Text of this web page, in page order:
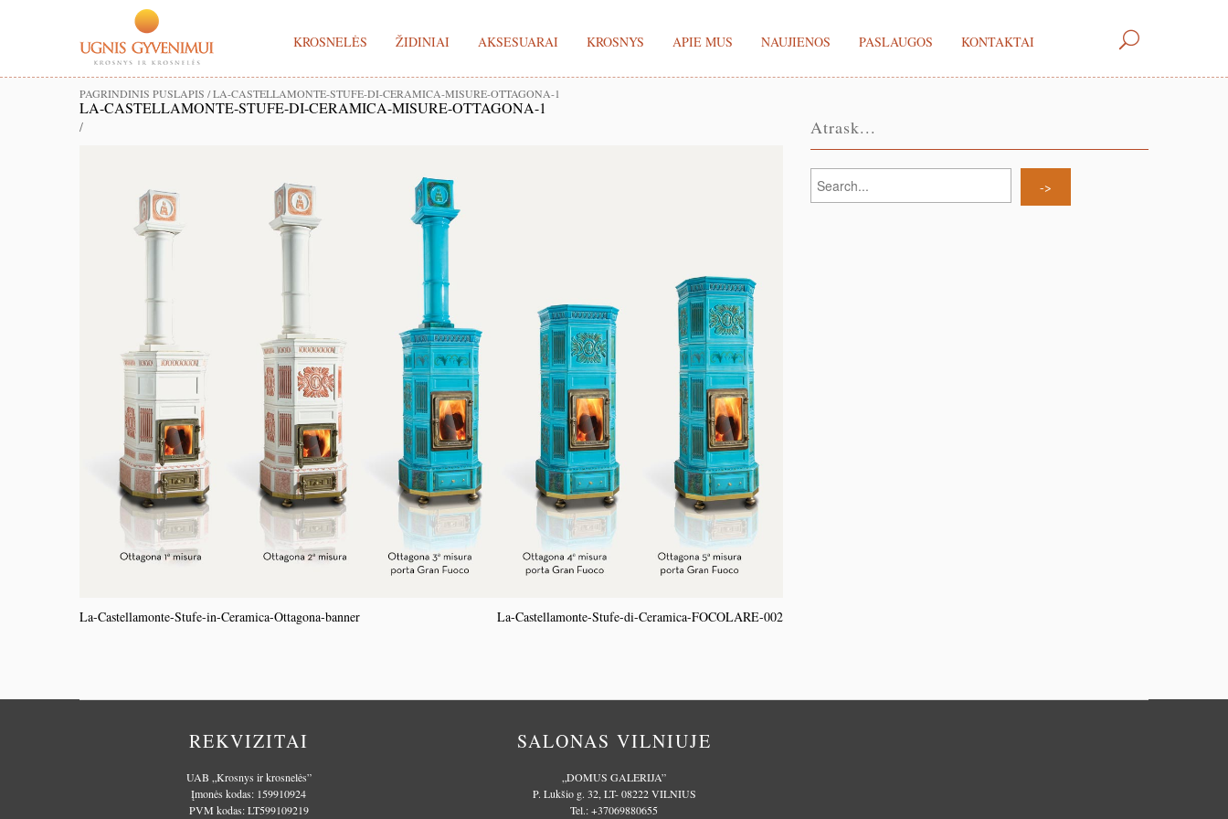
KROSNELĖS ŽIDINIAI AKSESUARAI KROSNYS APIE MUS NAUJIENOS PASLAUGOS KONTAKTAI
PAGRINDINIS PUSLAPIS /LA-CASTELLAMONTE-STUFE-DI-CERAMICA-MISURE-OTTAGONA-1
LA-CASTELLAMONTE-STUFE-DI-CERAMICA-MISURE-OTTAGONA-1
/
La-Castellamonte-Stufe-in-Ceramica-Ottagona-banner La-Castellamonte-Stufe-di-Ceramica-FOCOLARE-002
Atrask...
REKVIZITAI
UAB „Krosnys ir krosnelės”
Įmonės kodas: 159910924
PVM kodas: LT599109219
SALONAS VILNIUJE
„DOMUS GALERIJA”
P. Lukšio g. 32, LT- 08222 VILNIUS
Tel.:+37069880655